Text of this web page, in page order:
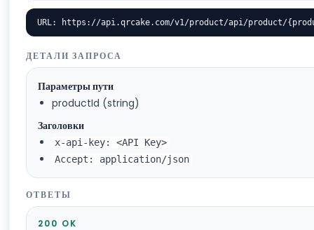
URL: https://api.qrcake.com/v1/product/api/product/
ДЕТАЛИ ЗАПРОСА
Параметры пути
productId (string)
Заголовки
x-api-key: <API Key>
Accept: application/json
ОТВЕТЫ
200 OK